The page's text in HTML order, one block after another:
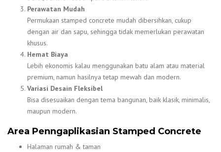
Perawatan Mudah
Permukaan stamped concrete mudah dibersihkan, cukup
dengan air dan sapu, sehingga tidak memerlukan perawatan
khusus.
Hemat Biaya
Lebih ekonomis kalau menggunakan batu alam atau material
premium, namun hasilnya tetap mewah dan modern.
Variasi Desain Fleksibel
Bisa disesuaikan dengan tema bangunan, baik klasik, minimalis,
maupun modern.
Area Penngaplikasian Stamped Concrete
Halaman rumah & taman